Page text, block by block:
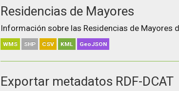
Residencias de Mayores
Información sobre las Residencias de Mayores
WMS SHP CSV KML GeoJSON
Exportar metadatos RDF-DCAT